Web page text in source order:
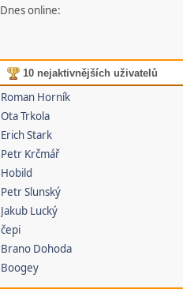
Dnes online:
10 nejaktivnějších uživatelů
Roman Horník
Ota Trkola
Erich Stark
Petr Krčmář
Hobild
Petr Slunský
Jakub Lucký
čepi
Brano Dohoda
Boogey